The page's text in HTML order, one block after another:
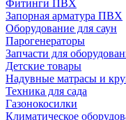
Фитинги ПВХ
Запорная арматура ПВХ
Оборудование для саун
Парогенераторы
Запчасти для
Детские товары
Надувные матрасы и
Техника для сада
Газонокосилки
Климатическое